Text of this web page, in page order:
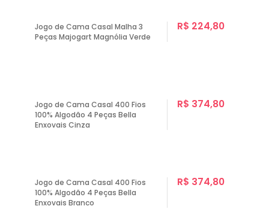
Jogo de Cama Casal Malha 3
Peças Majogart Magnólia Verde
R$ 224,80
Jogo de Cama Casal 400 Fios
100% Algodão 4 Peças Bella
Enxovais Cinza
R$ 374,80
Jogo de Cama Casal 400 Fios
100% Algodão 4 Peças Bella
Enxovais Branco
R$ 374,80